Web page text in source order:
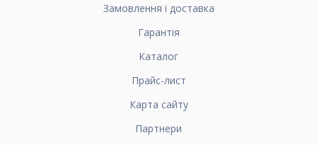
Замовлення і доставка
Гарантія
Каталог
Прайс-лист
Карта сайту
Партнери